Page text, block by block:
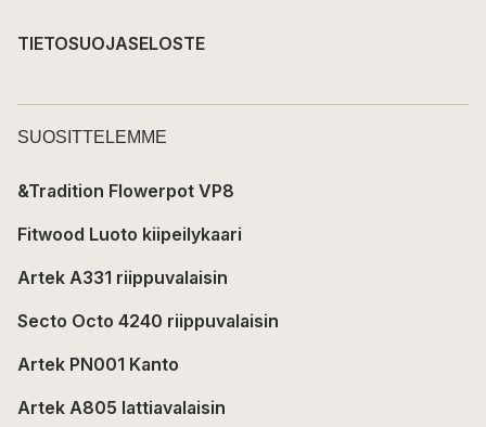
TIETOSUOJASELOSTE
SUOSITTELEMME
&Tradition Flowerpot VP8
Fitwood Luoto kiipeilykaari
Artek A331 riippuvalaisin
Secto Octo 4240 riippuvalaisin
Artek PN001 Kanto
Artek A805 lattiavalaisin